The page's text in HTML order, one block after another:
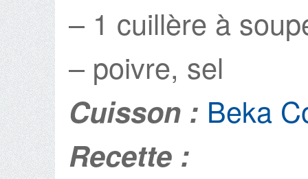
– 1 cuillère à
– poivre, sel
Cuisson : Beka
Recette :